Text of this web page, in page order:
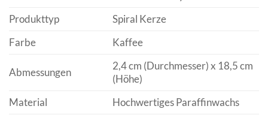
Produkttyp
Spiral Kerze
Farbe
Kaffee
Abmessungen
2,4 cm (Durchmesser) x 18,5 cm
(Höhe)
Material
Hochwertiges Paraffinwachs